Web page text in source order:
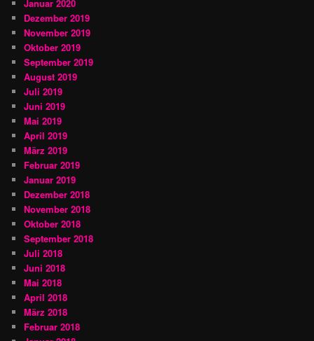
Januar 2020
Dezember 2019
November 2019
Oktober 2019
September 2019
August 2019
Juli 2019
Juni 2019
Mai 2019
April 2019
März 2019
Februar 2019
Januar 2019
Dezember 2018
November 2018
Oktober 2018
September 2018
Juli 2018
Juni 2018
Mai 2018
April 2018
März 2018
Februar 2018